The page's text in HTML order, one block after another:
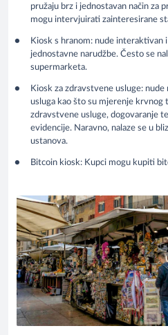
pružaju brz i jednostavan način za
mogu intervjuirati zainteresirane
Kiosk s hranom: nude interaktivan
jednostavne narudžbe. Često se
supermarketa.
Kiosk za zdravstvene usluge:
usluga kao što su mjerenje krvnog
zdravstvene usluge, dogovaranje
evidencije. Naravno, nalaze se u
ustanova.
Bitcoin kiosk: Kupci mogu kupiti